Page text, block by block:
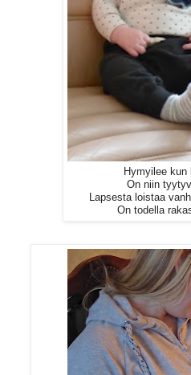
Hymyilee kun
On niin
Lapsesta loistaa
On todella